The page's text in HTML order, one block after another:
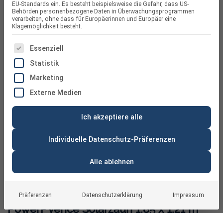
PowerPVence Solarzaun 1,85 x 1,21 m
EU-Standards ein. Es besteht beispielsweise die Gefahr, dass US-
Behörden personenbezogene Daten in Überwachungsprogrammen
verarbeiten, ohne dass für Europäerinnen und Europäer eine
Klagemöglichkeit besteht.
ES FOLGT EINE LISTE DER SERVICE-GRUPPEN, FÜR
Essenziell
Statistik
Marketing
Externe Medien
Ich akzeptiere alle
Individuelle Datenschutz-Präferenzen
Alle ablehnen
Präferenzen Datenschutzerklärung Impressum